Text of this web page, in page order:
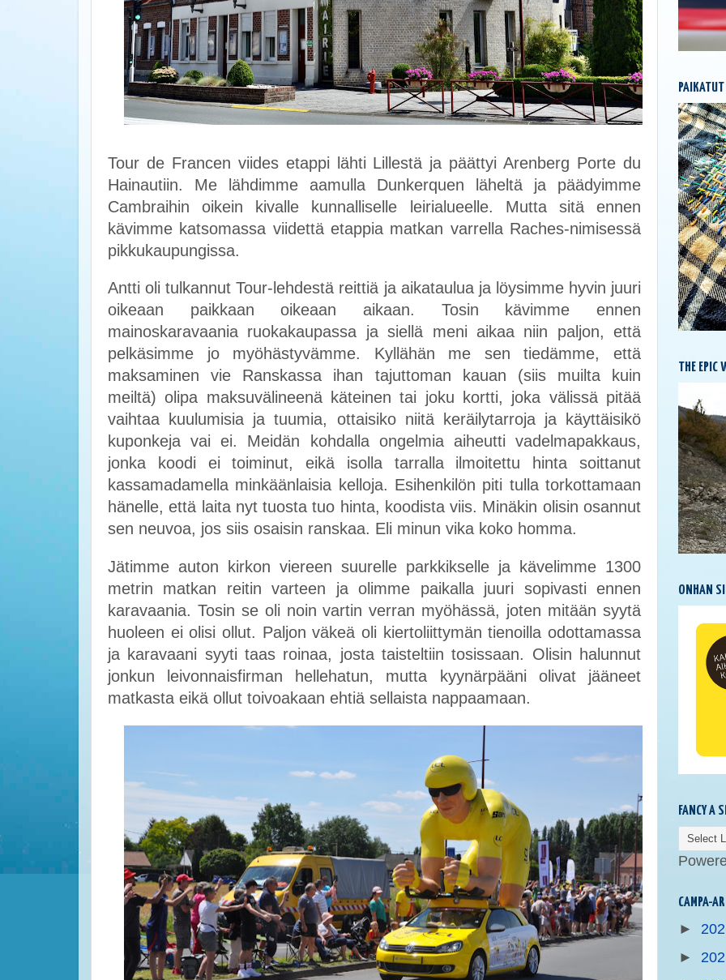
Tour de Francen viides etappi lähti Lillestä ja päättyi Arenberg Porte du
Hainautiin. Me lähdimme aamulla Dunkerquen läheltä ja päädyimme
Cambraihin oikein kivalle kunnalliselle leirialueelle. Mutta sitä ennen
kävimme katsomassa viidettä etappia matkan varrella Raches-nimisessä
pikkukaupungissa.
Antti oli tulkannut Tour-lehdestä reittiä ja aikataulua ja löysimme hyvin juuri
oikeaan paikkaan oikeaan aikaan. Tosin kävimme ennen
mainoskaravaania ruokakaupassa ja siellä meni aikaa niin paljon, että
pelkäsimme jo myöhästyvämme. Kyllähän me sen tiedämme, että
maksaminen vie Ranskassa ihan tajuttoman kauan (siis muilta kuin
meiltä) olipa maksuvälineenä käteinen tai joku kortti, joka välissä pitää
vaihtaa kuulumisia ja tuumia, ottaisiko niitä keräilytarroja ja käyttäisikö
kuponkeja vai ei. Meidän kohdalla ongelmia aiheutti vadelmapakkaus,
jonka koodi ei toiminut, eikä isolla tarralla ilmoitettu hinta soittanut
kassamadamella minkäänlaisia kelloja. Esihenkilön piti tulla torkottamaan
hänelle, että laita nyt tuosta tuo hinta, koodista viis. Minäkin olisin osannut
sen neuvoa, jos siis osaisin ranskaa. Eli minun vika koko homma.
Jätimme auton kirkon viereen suurelle parkkikselle ja kävelimme 1300
metrin matkan reitin varteen ja olimme paikalla juuri sopivasti ennen
karavaania. Tosin se oli noin vartin verran myöhässä, joten mitään syytä
huoleen ei olisi ollut. Paljon väkeä oli kiertoliittymän tienoilla odottamassa
ja karavaani syyti taas roinaa, josta taisteltiin tosissaan. Olisin halunnut
jonkun leivonnaisfirman hellehatun, mutta kyynärpääni olivat jääneet
matkasta eikä ollut toivoakaan ehtiä sellaista nappaamaan.
THE EPIC
ONHAN
FANCY A
CAMPA-
►
►